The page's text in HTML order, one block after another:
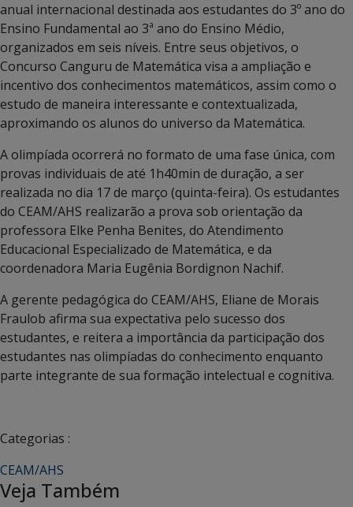
anual internacional destinada aos estudantes do 3º ano do
Ensino Fundamental ao 3ª ano do Ensino Médio,
organizados em seis níveis. Entre seus objetivos, o
Concurso Canguru de Matemática visa a ampliação e
incentivo dos conhecimentos matemáticos, assim como o
estudo de maneira interessante e contextualizada,
aproximando os alunos do universo da Matemática.
A olimpíada ocorrerá no formato de uma fase única, com
provas individuais de até 1h40min de duração, a ser
realizada no dia 17 de março (quinta-feira). Os estudantes
do CEAM/AHS realizarão a prova sob orientação da
professora Elke Penha Benites, do Atendimento
Educacional Especializado de Matemática, e da
coordenadora Maria Eugênia Bordignon Nachif.
A gerente pedagógica do CEAM/AHS, Eliane de Morais
Fraulob afirma sua expectativa pelo sucesso dos
estudantes, e reitera a importância da participação dos
estudantes nas olimpíadas do conhecimento enquanto
parte integrante de sua formação intelectual e cognitiva.
Categorias :
CEAM/AHS
Veja Também